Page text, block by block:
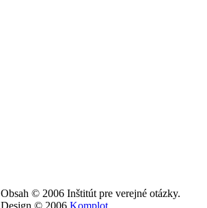
Obsah © 2006 Inštitút pre verejné otázky.
Design © 2006 Komplot